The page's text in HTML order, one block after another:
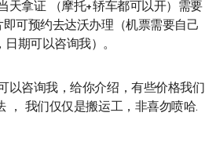
天拿证 （摩托+轿车都可以开）需要
可预约去达沃办理（机票需要自己
期可以咨询我）。
以咨询我，给你介绍，有些价格我们
， 我们仅仅是搬运工，非喜勿喷哈.